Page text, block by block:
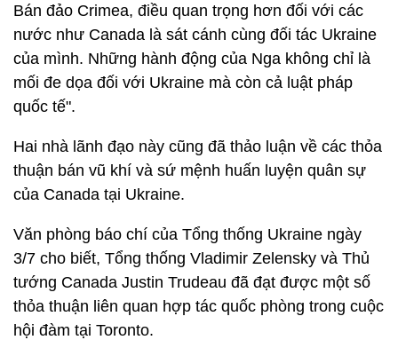
Bán đảo Crimea, điều quan trọng hơn đối với các
nước như Canada là sát cánh cùng đối tác Ukraine
của mình. Những hành động của Nga không chỉ là
mối đe dọa đối với Ukraine mà còn cả luật pháp
quốc tế".
Hai nhà lãnh đạo này cũng đã thảo luận về các thỏa
thuận bán vũ khí và sứ mệnh huấn luyện quân sự
của Canada tại Ukraine.
Văn phòng báo chí của Tổng thống Ukraine ngày
3/7 cho biết, Tổng thống Vladimir Zelensky và Thủ
tướng Canada Justin Trudeau đã đạt được một số
thỏa thuận liên quan hợp tác quốc phòng trong cuộc
hội đàm tại Toronto.